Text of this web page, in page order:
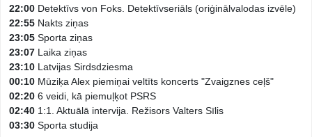
22:00 Detektīvs von Foks. Detektīvseriāls (oriģinālvalodas izvēle)
22:55 Nakts ziņas
23:05 Sporta ziņas
23:07 Laika ziņas
23:10 Latvijas Sirdsdziesma
00:10 Mūziķa Alex piemiņai veltīts koncerts "Zvaigznes ceļš"
02:20 6 veidi, kā piemuļķot PSRS
02:40 1:1. Aktuālā intervija. Režisors Valters Sīlis
03:30 Sporta studija